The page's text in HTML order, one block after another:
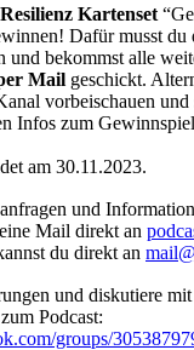
Kartenset
Dafür musst
und bekommst alle
Mail geschickt.
vorbeischauen
Infos zum
am 30.11.2023.
und
Mail direkt an
du direkt an
und diskutiere
Podcast:
groups/